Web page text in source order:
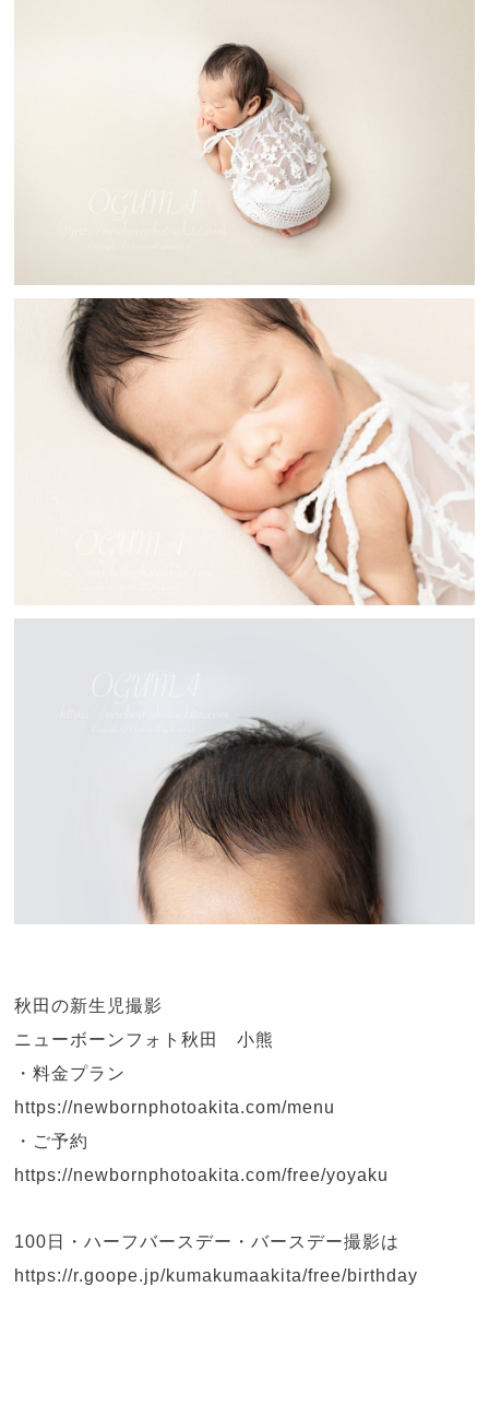
秋田の新生児撮影
ニューボーンフォト秋田 小熊
・料金プラン
https://newbornphotoakita.com/menu
・ご予約
https://newbornphotoakita.com/free/yoyaku
100日・ハーフバースデー・バースデー撮影は
https://r.goope.jp/kumakumaakita/free/birthday